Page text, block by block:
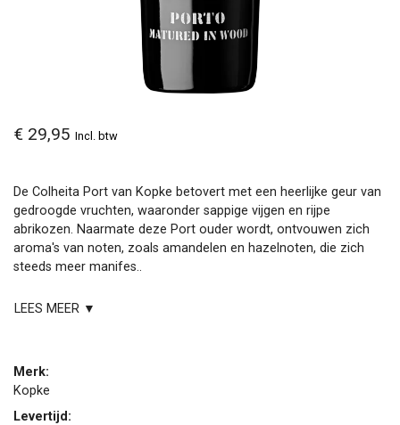
€ 29,95 Incl. btw
De Colheita Port van Kopke betovert met een heerlijke geur van
gedroogde vruchten, waaronder sappige vijgen en rijpe
abrikozen. Naarmate deze Port ouder wordt, ontvouwen zich
aroma's van noten, zoals amandelen en hazelnoten, die zich
steeds meer manifes..
LEES MEER ▼
Merk:
Kopke
Levertijd: